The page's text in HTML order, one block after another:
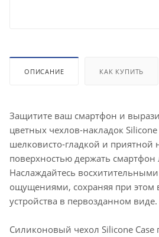
ОПИСАНИЕ КАК КУПИТЬ
Защитите ваш смартфон и
цветных чехлов-накладок Silicone
шелковисто-гладкой и
поверхностью держать смартфон
Наслаждайтесь
ощущениями, сохраняя при этом
устройства в первозданном виде.
Силиконовый чехол Silicone Case